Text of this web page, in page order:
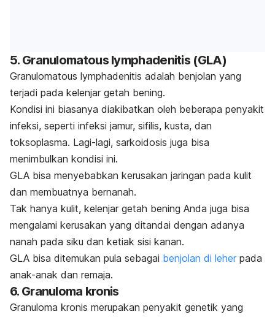
5. Granulomatous lymphadenitis (GLA)
Granulomatous lymphadenitis adalah benjolan yang
terjadi pada kelenjar getah bening.
Kondisi ini biasanya diakibatkan oleh beberapa penyakit
infeksi, seperti infeksi jamur, sifilis, kusta, dan
toksoplasma. Lagi-lagi, sarkoidosis juga bisa
menimbulkan kondisi ini.
GLA bisa menyebabkan kerusakan jaringan pada kulit
dan membuatnya bernanah.
Tak hanya kulit, kelenjar getah bening Anda juga bisa
mengalami kerusakan yang ditandai dengan adanya
nanah pada siku dan ketiak sisi kanan.
GLA bisa ditemukan pula sebagai benjolan di leher pada
anak-anak dan remaja.
6. Granuloma kronis
Granuloma kronis merupakan penyakit genetik yang